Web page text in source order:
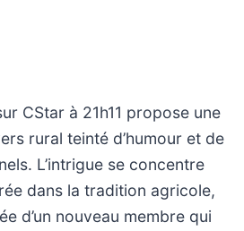
CStar à 21h11 propose une
rural teinté d’humour et de
L’intrigue se concentre
dans la tradition agricole,
d’un nouveau membre qui